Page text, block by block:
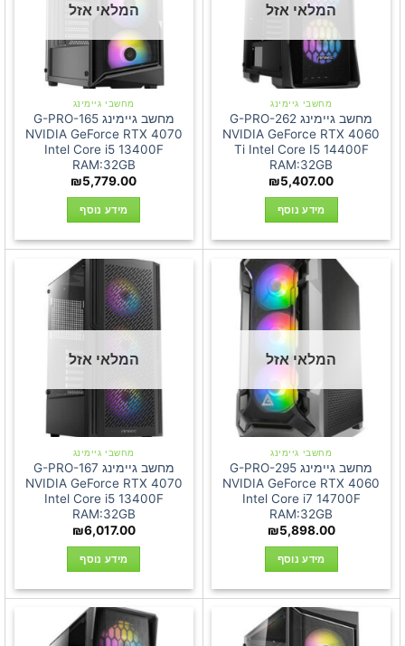
המלאי אזל
מחשבי גיימינג
מחשב גיימינג G-PRO-262
NVIDIA GeForce RTX 4060
Ti Intel Core I5 14400F
RAM:32GB
₪5,407.00
מידע נוסף
המלאי אזל
מחשבי גיימינג
מחשב גיימינג G-PRO-165
NVIDIA GeForce RTX 4070
Intel Core i5 13400F
RAM:32GB
₪5,779.00
מידע נוסף
המלאי אזל
מחשבי גיימינג
מחשב גיימינג G-PRO-295
NVIDIA GeForce RTX 4060
Intel Core i7 14700F
RAM:32GB
₪5,898.00
מידע נוסף
המלאי אזל
מחשבי גיימינג
מחשב גיימינג G-PRO-167
NVIDIA GeForce RTX 4070
Intel Core i5 13400F
RAM:32GB
₪6,017.00
מידע נוסף